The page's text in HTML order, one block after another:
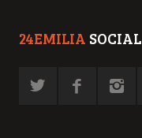
24EMILIA SOCIAL